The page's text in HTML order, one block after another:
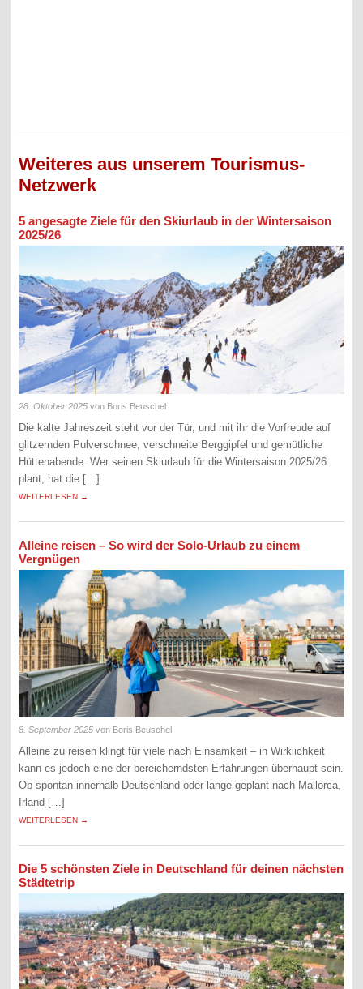
Weiteres aus unserem Tourismus-
Netzwerk
5 angesagte Ziele für den Skiurlaub in der Wintersaison
2025/26
28. Oktober 2025 von Boris Beuschel
Die kalte Jahreszeit steht vor der Tür, und mit ihr die Vorfreude auf
glitzernden Pulverschnee, verschneite Berggipfel und gemütliche
Hüttenabende. Wer seinen Skiurlaub für die Wintersaison 2025/26
plant, hat die […]
WEITERLESEN →
Alleine reisen – So wird der Solo-Urlaub zu einem
Vergnügen
8. September 2025 von Boris Beuschel
Alleine zu reisen klingt für viele nach Einsamkeit – in Wirklichkeit
kann es jedoch eine der bereicherndsten Erfahrungen überhaupt sein.
Ob spontan innerhalb Deutschland oder lange geplant nach Mallorca,
Irland […]
WEITERLESEN →
Die 5 schönsten Ziele in Deutschland für deinen nächsten
Städtetrip